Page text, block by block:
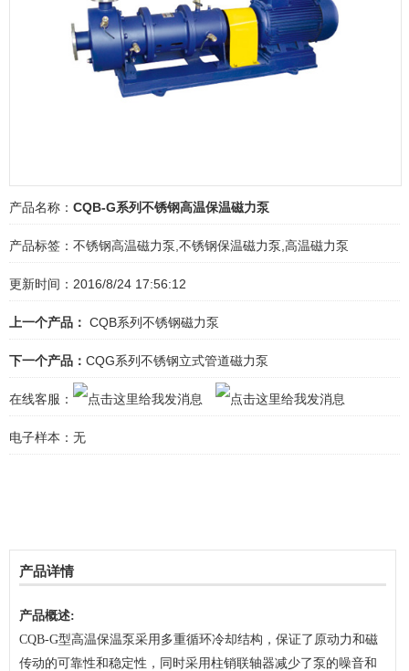
产品名称： CQB-G系列不锈钢高温保温磁力泵
产品标签： 不锈钢高温磁力泵,不锈钢保温磁力泵,高温磁力泵
更新时间：2016/8/24 17:56:12
上一个产品： CQB系列不锈钢磁力泵
下一个产品： CQG系列不锈钢立式管道磁力泵
在线客服：
电子样本： 无
产品详情
产品概述:
CQB-G型高温保温泵采用多重循环冷却结构，保证了原动力和磁
传动的可靠性和稳定性，同时采用柱销联轴器减少了泵的噪音和